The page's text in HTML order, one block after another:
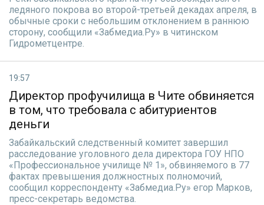
ледяного покрова во второй-третьей декадах апреля, в
обычные сроки с небольшим отклонением в раннюю
сторону, сообщили «Забмедиа.Ру» в читинском
Гидрометцентре.
19:57
Директор профучилища в Чите обвиняется
в том, что требовала с абитуриентов
деньги
Забайкальский следственный комитет завершил
расследование уголовного дела директора ГОУ НПО
«Профессиональное училище № 1», обвиняемого в 77
фактах превышения должностных полномочий,
сообщил корреспонденту «Забмедиа.Ру» егор Марков,
пресс-секретарь ведомства.